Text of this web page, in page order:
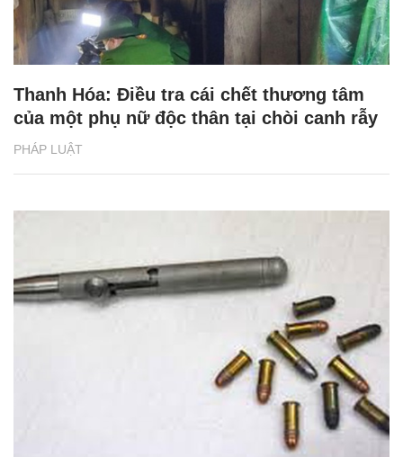
PHÁP LUẬT
Thanh Hóa: Điều tra cái chết thương tâm
của một phụ nữ độc thân tại chòi canh rẫy